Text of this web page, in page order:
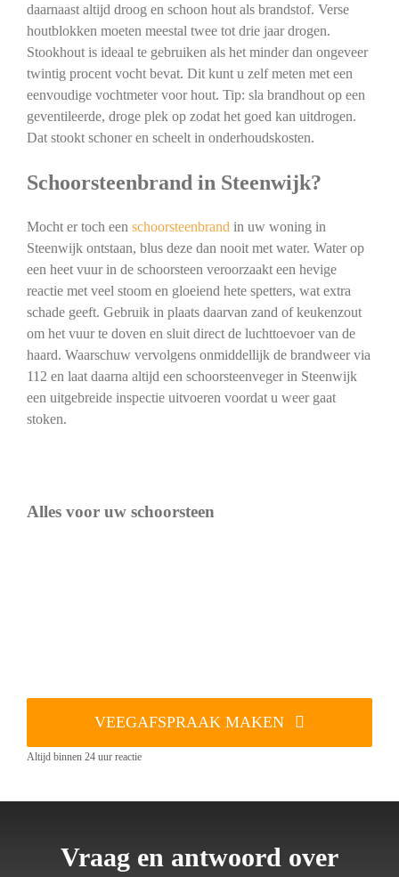
daarnaast altijd droog en schoon hout als brandstof. Verse
houtblokken moeten meestal twee tot drie jaar drogen.
Stookhout is ideaal te gebruiken als het minder dan ongeveer
twintig procent vocht bevat. Dit kunt u zelf meten met een
eenvoudige vochtmeter voor hout. Tip: sla brandhout op een
geventileerde, droge plek op zodat het goed kan uitdrogen.
Dat stookt schoner en scheelt in onderhoudskosten.
Schoorsteenbrand in Steenwijk?
Mocht er toch een schoorsteenbrand in uw woning in
Steenwijk ontstaan, blus deze dan nooit met water. Water op
een heet vuur in de schoorsteen veroorzaakt een hevige
reactie met veel stoom en gloeiend hete spetters, wat extra
schade geeft. Gebruik in plaats daarvan zand of keukenzout
om het vuur te doven en sluit direct de luchttoevoer van de
haard. Waarschuw vervolgens onmiddellijk de brandweer via
112 en laat daarna altijd een schoorsteenveger in Steenwijk
een uitgebreide inspectie uitvoeren voordat u weer gaat
stoken.
Alles voor uw schoorsteen
VEEGAFSPRAAK MAKEN
Altijd binnen 24 uur reactie
Vraag en antwoord over